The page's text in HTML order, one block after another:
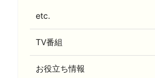
etc.
TV番組
お役立ち情報